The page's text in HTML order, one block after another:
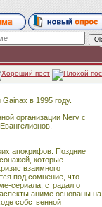
в 1995 году.
организации Nerv с
апокрифов. Поздние
которые
взаимного
под сомнение, что
сериала, страдал от
аниме основаны на
собственной